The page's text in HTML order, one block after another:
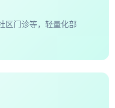
区门诊等，轻量化部